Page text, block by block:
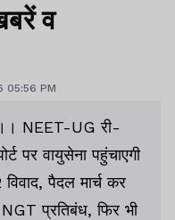
व
05:56 PM
NEET-UG री-
पर वायुसेना पहुंचाएगी
पैदल मार्च कर
प्रतिबंध, फिर भी